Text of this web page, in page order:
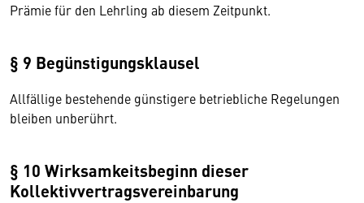
Prämie für den Lehrling ab diesem Zeitpunkt.
§ 9 Begünstigungsklausel
Allfällige bestehende günstigere betriebliche Regelungen
bleiben unberührt.
§ 10 Wirksamkeitsbeginn dieser
Kollektivvertragsvereinbarung